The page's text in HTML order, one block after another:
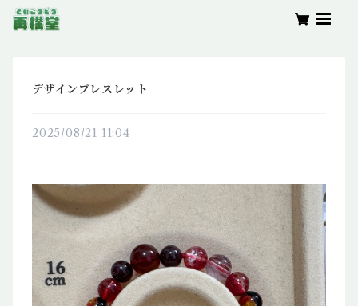
デザインブレスレット
2025/08/21 11:04